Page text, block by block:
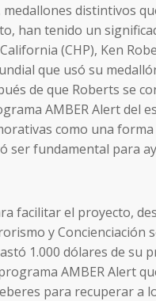
medallones distintivos
han tenido un
(CHP), Ken
que usó su
de que Roberts se
AMBER Alert del
como una
ser fundamental para
facilitar el proyecto,
y Concienciación
1.000 dólares de su
AMBER Alert
para recuperar a